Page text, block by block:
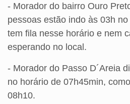
- Morador do bairro Ouro
pessoas estão indo às 03h
tem fila nesse horário e nem
esperando no local.
- Morador do Passo D´Areia
no horário de 07h45min,
08h10.